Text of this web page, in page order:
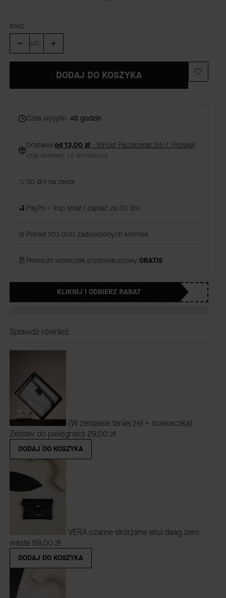
Ilość
szt.
DODAJ DO KOSZYKA
Czas wysyłki: 48 godzin
Dostawa od 13,00 zł - InPost Paczkomat 24/7 (Polska)
czas dostawy: 1-2 dni robocze
30 dni na zwrot
PayPo – kup teraz i zapłać za 30 dni
Ponad 100 000 zadowolonych klientek
Premium woreczek przeciwkurzowy GRATIS
KLIKNIJ I ODBIERZ RABAT
Sprawdź również
(W zestawie taniej żel + ściereczka)
Zestaw do pielęgnacji 29,00 zł
DODAJ DO KOSZYKA
VERA czarne skórzane etui daag zero
waste 89,00 zł
DODAJ DO KOSZYKA